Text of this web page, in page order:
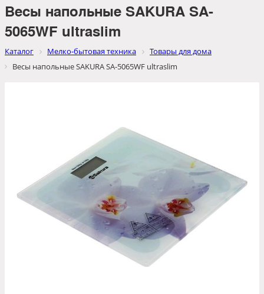
Весы напольные SAKURA SA-
5065WF ultraslim
Каталог Мелко-бытовая техника
Товары для дома
Весы напольные SAKURA SA-5065WF ultraslim